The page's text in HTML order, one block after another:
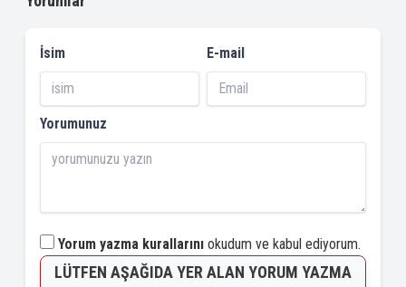
İsim E-mail
Yorumunuz
Yorum yazma kurallarını okudum ve kabul ediyorum.
LÜTFEN AŞAĞIDA YER ALAN YORUM YAZMA